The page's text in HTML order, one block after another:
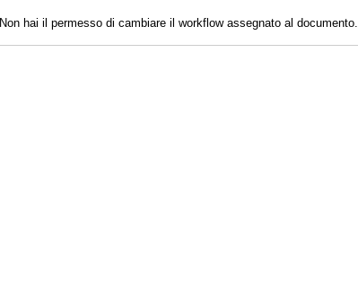
Non hai il permesso di cambiare il workflow assegnato al documento.